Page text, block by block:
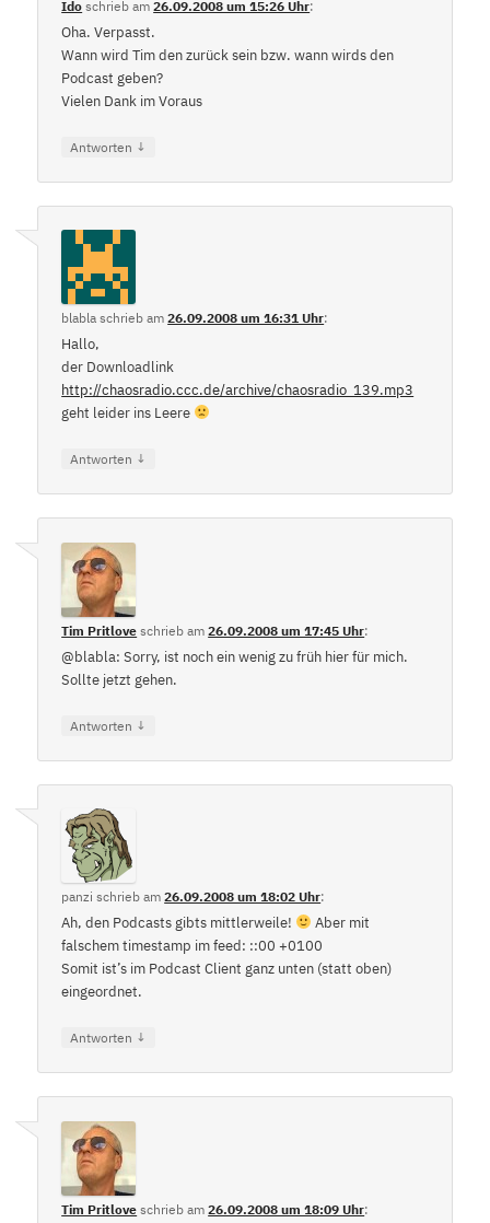
Ido schrieb am26.09.2008 um 15:26 Uhr:
Oha. Verpasst.
Wann wird Tim den zurück sein bzw. wann wirds den
Podcast geben?
Vielen Dank im Voraus
Antworten ↓
blabla schrieb am26.09.2008 um 16:31 Uhr:
Hallo,
der Downloadlink
http://chaosradio.ccc.de/archive/chaosradio_139.mp3
geht leider ins Leere
Antworten ↓
Tim Pritlove schrieb am26.09.2008 um 17:45 Uhr:
@blabla: Sorry, ist noch ein wenig zu früh hier für mich.
Sollte jetzt gehen.
Antworten ↓
panzi schrieb am26.09.2008 um 18:02 Uhr:
Ah, den Podcasts gibts mittlerweile!
Aber mit
falschem timestamp im feed: ::00 +0100
Somit ist’s im Podcast Client ganz unten (statt oben)
eingeordnet.
Antworten ↓
Tim Pritlove schrieb am26.09.2008 um 18:09 Uhr: